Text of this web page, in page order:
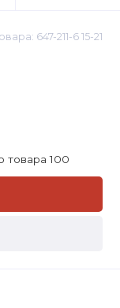
647-211-6 15-21
товара 100